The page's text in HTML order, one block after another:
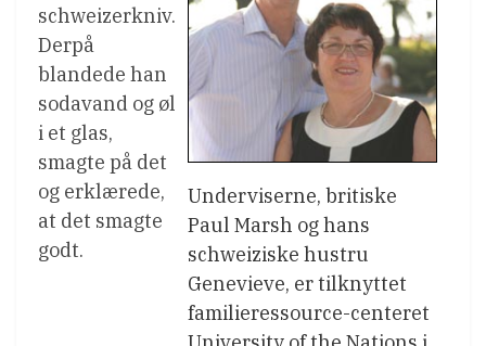
Underviserne, britiske
Paul Marsh og hans
schweiziske hustru
Genevieve, er tilknyttet
familieressource-centeret
schweizerkniv.
Derpå
blandede han
sodavand og øl
i et glas,
smagte på det
og erklærede,
at det smagte
godt.